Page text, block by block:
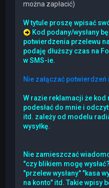
można zapłacić)
W tytule proszę wpisać
Kod podany/wysłany
potwierdzenia przelewu
podaję dłuższy czas na
w SMS-ie.
Nie załączać potwierdzeń
W razie reklamacji że kod
podesłać do mnie i
itd. zależy od modelu
wysyłkę.
Nie zamieszczać
"czy blikiem mogę
"przelew wysłany" "kasa
na konto" itd. Takie wpisy